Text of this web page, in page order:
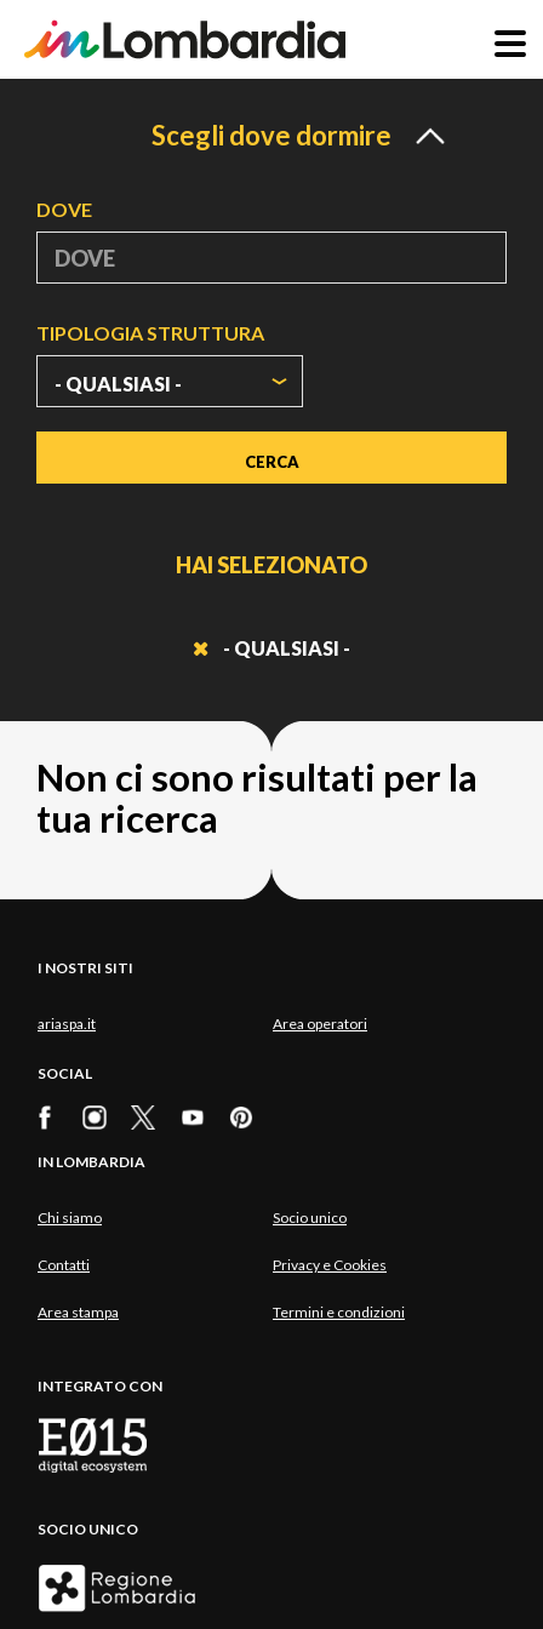
Scegli dove dormire
DOVE
TIPOLOGIA STRUTTURA
HAI SELEZIONATO
- QUALSIASI -
Non ci sono risultati per la
tua ricerca
I NOSTRI SITI
ariaspa.it Area operatori
SOCIAL
IN LOMBARDIA
Chi siamo Socio unico
Contatti Privacy e Cookies
Area stampa Termini e condizioni
INTEGRATO CON
SOCIO UNICO